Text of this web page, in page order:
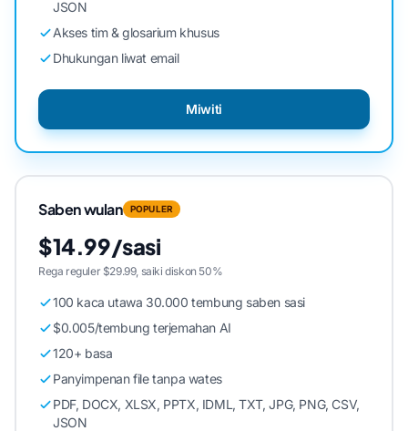
JSON
Akses tim & glosarium khusus
Dhukungan liwat email
Miwiti
Saben wulan POPULER
$14.99/sasi
Rega reguler $29.99, saiki diskon 50%
100 kaca utawa 30.000 tembung saben sasi
$0.005/tembung terjemahan AI
120+ basa
Panyimpenan file tanpa wates
PDF, DOCX, XLSX, PPTX, IDML, TXT, JPG, PNG, CSV,
JSON